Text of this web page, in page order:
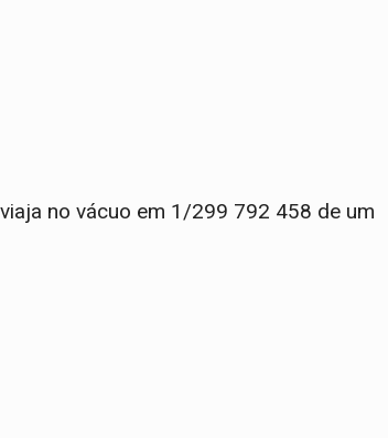
no vácuo em 1/299 792 458 de um